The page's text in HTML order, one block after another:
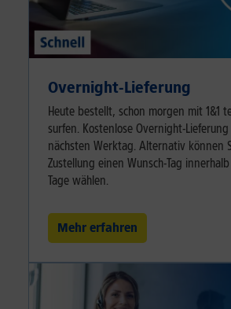
Overnight-Lieferung
Heute bestellt, schon morgen mit 1&1
surfen. Kostenlose Overnight-
nächsten Werktag. Alternativ können
Zustellung einen Wunsch-Tag
Tage wählen.
Mehr erfahren